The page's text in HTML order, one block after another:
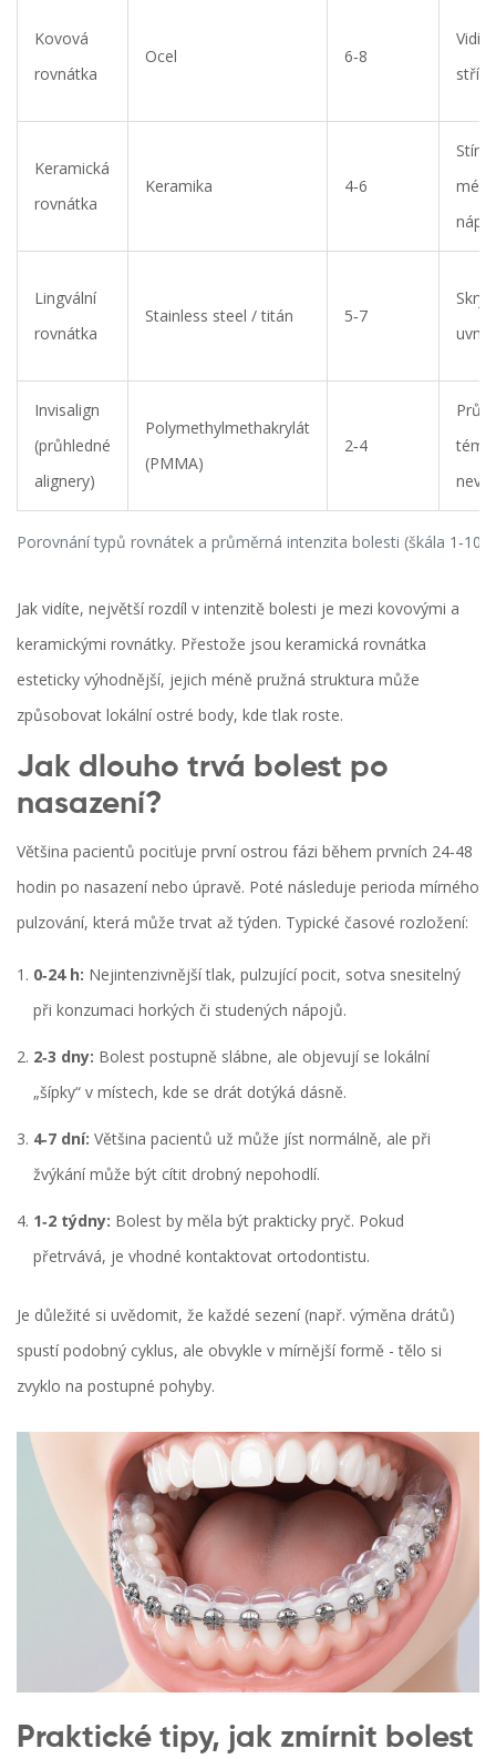
Porovnání typů rovnátek a průměrná intenzita bolesti (škála 1‑10)
Kovová
rovnátka
Ocel 6‑8
Keramická
rovnátka
Keramika 4‑6
méně
Lingvální
rovnátka
Stainless steel / titán 5‑7
uvnitř
Invisalign
(průhledné
alignery)
Polymethylmethakrylát
(PMMA)
2‑4
Jak vidíte, největší rozdíl v intenzitě bolesti je mezi kovovými a
keramickými rovnátky. Přestože jsou keramická rovnátka
esteticky výhodnější, jejich méně pružná struktura může
způsobovat lokální ostré body, kde tlak roste.
Jak dlouho trvá bolest po
nasazení?
Většina pacientů pociťuje první ostrou fázi během prvních 24‑48
hodin po nasazení nebo úpravě. Poté následuje perioda mírného
pulzování, která může trvat až týden. Typické časové rozložení:
0‑24 h: Nejintenzivnější tlak, pulzující pocit, sotva snesitelný
při konzumaci horkých či studených nápojů.
2‑3 dny: Bolest postupně slábne, ale objevují se lokální
„šípky“ v místech, kde se drát dotýká dásně.
4‑7 dní: Většina pacientů už může jíst normálně, ale při
žvýkání může být cítit drobný nepohodlí.
1‑2 týdny: Bolest by měla být prakticky pryč. Pokud
přetrvává, je vhodné kontaktovat ortodontistu.
Je důležité si uvědomit, že každé sezení (např. výměna drátů)
spustí podobný cyklus, ale obvykle v mírnější formě - tělo si
zvyklo na postupné pohyby.
Praktické tipy, jak zmírnit bolest